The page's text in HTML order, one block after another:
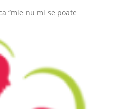
“mie nu mi se poate